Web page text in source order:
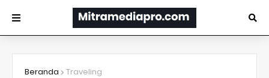
Beranda Traveling